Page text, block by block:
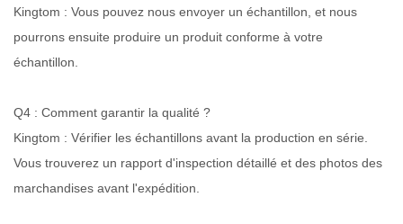
Kingtom : Vous pouvez nous envoyer un échantillon, et nous
pourrons ensuite produire un produit conforme à votre
échantillon.
Q4 : Comment garantir la qualité ?
Kingtom : Vérifier les échantillons avant la production en série.
Vous trouverez un rapport d'inspection détaillé et des photos des
marchandises avant l'expédition.